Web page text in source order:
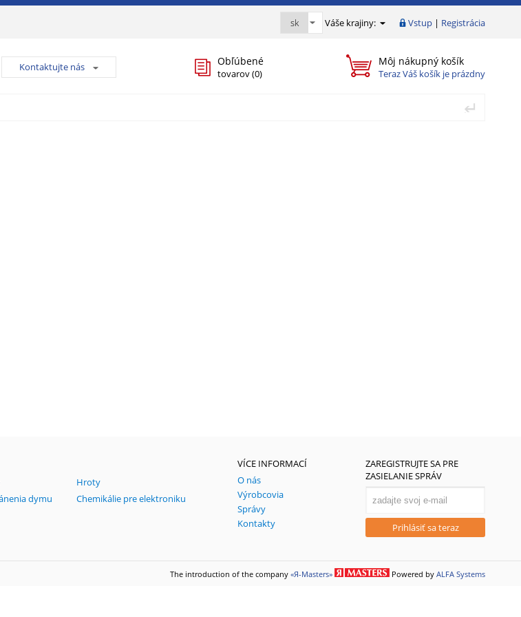
Váše krajiny: Vstup | Registrácia
Kontaktujte nás Obľúbené
tovarov (0)
Môj nákupný košík
Teraz Váš košík je prázdny
Hroty
dymu Chemikálie pre elektroniku
VÍCE INFORMACÍ
О nás
Výrobcovia
Správy
Kontakty
ZAREGISTRUJTE SA PRE
ZASIELANIE SPRÁV
Prihlásiť sa teraz
The introduction of the company «Я-Masters» Powered by ALFA Systems